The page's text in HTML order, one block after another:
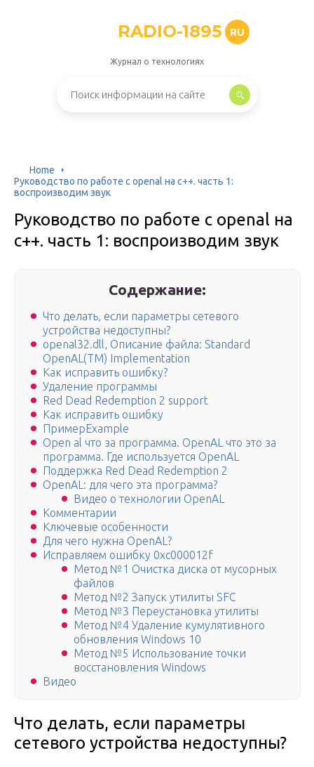
RADIO-1895 RU
Журнал о технологиях
Home
Руководство по работе с openal на c++. часть 1:
воспроизводим звук
Руководство по работе с openal на
c++. часть 1: воспроизводим звук
Содержание:
Что делать, если параметры сетевого
устройства недоступны?
openal32.dll, Описание файла: Standard
OpenAL(TM) Implementation
Как исправить ошибку?
Удаление программы
Red Dead Redemption 2 support
Как исправить ошибку
ПримерExample
Open al что за программа. OpenAL что это за
программа. Где используется OpenAL
Поддержка Red Dead Redemption 2
OpenAL: для чего эта программа?
Видео о технологии OpenAL
Комментарии
Ключевые особенности
Для чего нужна OpenAL?
Исправляем ошибку 0xc000012f
Метод №1 Очистка диска от мусорных
файлов
Метод №2 Запуск утилиты SFC
Метод №3 Переустановка утилиты
Метод №4 Удаление кумулятивного
обновления Windows 10
Метод №5 Использование точки
восстановления Windows
Видео
Что делать, если параметры
сетевого устройства недоступны?